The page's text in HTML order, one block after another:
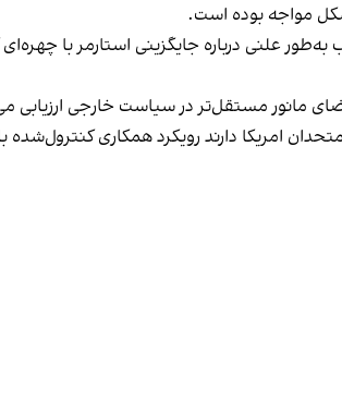
مواجه بوده است.
علنی درباره جایگزینی استارمر با چهره‌ای
فضای مانور مستقل‌تر در سیاست خارجی ارزیابی
امریکا دارند رویکرد همکاری کنترول‌شده